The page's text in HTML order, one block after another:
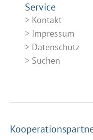
Service
Kontakt
Impressum
Datenschutz
Suchen